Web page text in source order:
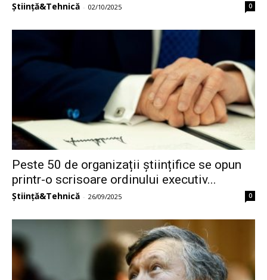
Știință&Tehnică - 02/10/2025 0
Peste 50 de organizații științifice se opun
printr-o scrisoare ordinului executiv...
Știință&Tehnică - 26/09/2025 0